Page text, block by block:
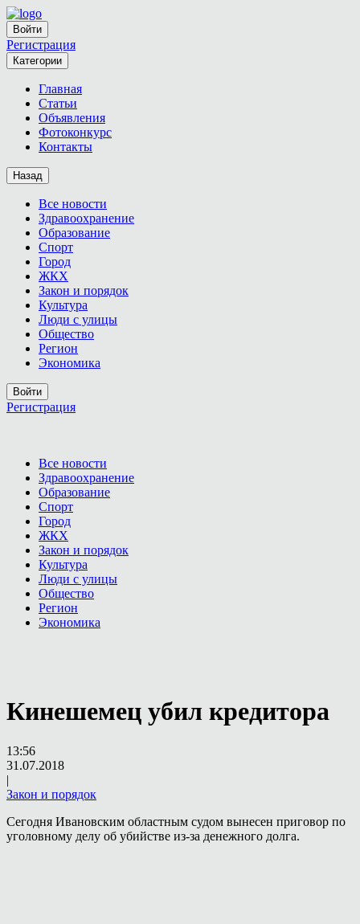
Войти
Регистрация
Категории
Главная
Статьи
Объявления
Фотоконкурс
Контакты
Назад
Все новости
Здравоохранение
Образование
Спорт
Город
ЖКХ
Закон и порядок
Культура
Люди с улицы
Общество
Регион
Экономика
Войти
Регистрация
Все новости
Здравоохранение
Образование
Спорт
Город
ЖКХ
Закон и порядок
Культура
Люди с улицы
Общество
Регион
Экономика
Кинешемец убил кредитора
13:56
31.07.2018
|
Закон и порядок
Сегодня Ивановским областным судом вынесен приговор по
уголовному делу об убийстве из-за денежного долга.